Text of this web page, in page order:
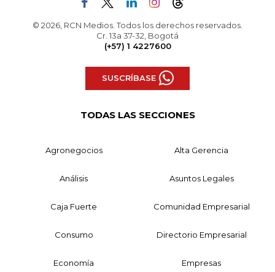
© 2026, RCN Medios. Todos los derechos reservados.
Cr. 13a 37-32, Bogotá
(+57) 1 4227600
SUSCRÍBASE
TODAS LAS SECCIONES
Agronegocios Alta Gerencia
Análisis Asuntos Legales
Caja Fuerte Comunidad Empresarial
Consumo Directorio Empresarial
Economía Empresas